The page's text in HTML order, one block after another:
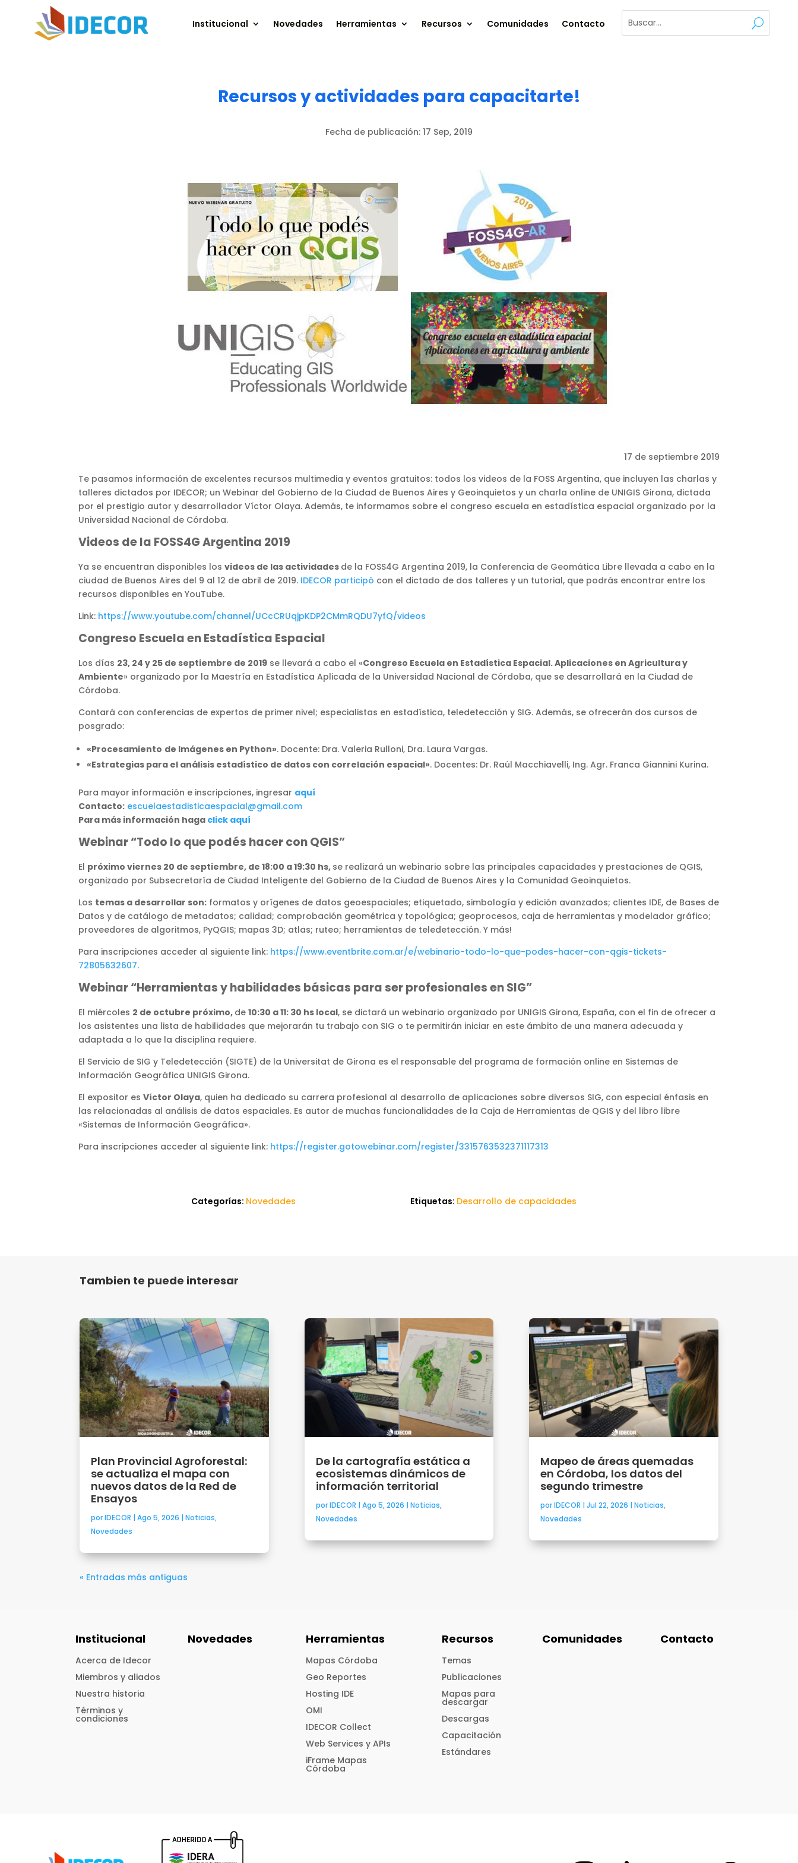
Institucional Novedades Herramientas Recursos Comunidades Contacto
Recursos y actividades para capacitarte!
Fecha de publicación: 17 Sep, 2019
17 de septiembre 2019
Te pasamos información de excelentes recursos multimedia y eventos gratuitos: todos los videos de la FOSS Argentina, que incluyen las charlas y
talleres dictados por IDECOR; un Webinar del Gobierno de la Ciudad de Buenos Aires y Geoinquietos y un charla online de UNIGIS Girona, dictada
por el prestigio autor y desarrollador Víctor Olaya. Además, te informamos sobre el congreso escuela en estadística espacial organizado por la
Universidad Nacional de Córdoba.
Videos de la FOSS4G Argentina 2019
Ya se encuentran disponibles los videos de las actividades de la FOSS4G Argentina 2019, la Conferencia de Geomática Libre llevada a cabo en la
ciudad de Buenos Aires del 9 al 12 de abril de 2019. IDECOR participó con el dictado de dos talleres y un tutorial, que podrás encontrar entre los
recursos disponibles en YouTube.
Link: https://www.youtube.com/channel/UCcCRUqjpKDP2CMmRQDU7yfQ/videos
Congreso Escuela en Estadística Espacial
Los días 23, 24 y 25 de septiembre de 2019 se llevará a cabo el «Congreso Escuela en Estadística Espacial. Aplicaciones en Agricultura y
Ambiente» organizado por la Maestría en Estadística Aplicada de la Universidad Nacional de Córdoba, que se desarrollará en la Ciudad de
Córdoba.
Contará con conferencias de expertos de primer nivel; especialistas en estadística, teledetección y SIG. Además, se ofrecerán dos cursos de
posgrado:
«Procesamiento de Imágenes en Python». Docente: Dra. Valeria Rulloni, Dra. Laura Vargas.
«Estrategias para el análisis estadístico de datos con correlación espacial». Docentes: Dr. Raúl Macchiavelli, Ing. Agr. Franca Giannini Kurina.
Para mayor información e inscripciones, ingresar aquí
Contacto: escuelaestadisticaespacial@gmail.com
Para más información haga click aquí
Webinar “Todo lo que podés hacer con QGIS”
El próximo viernes 20 de septiembre, de 18:00 a 19:30 hs, se realizará un webinario sobre las principales capacidades y prestaciones de QGIS,
organizado por Subsecretaría de Ciudad Inteligente del Gobierno de la Ciudad de Buenos Aires y la Comunidad Geoinquietos.
Los temas a desarrollar son: formatos y orígenes de datos geoespaciales; etiquetado, simbología y edición avanzados; clientes IDE, de Bases de
Datos y de catálogo de metadatos; calidad; comprobación geométrica y topológica; geoprocesos, caja de herramientas y modelador gráfico;
proveedores de algoritmos, PyQGIS; mapas 3D; atlas; ruteo; herramientas de teledetección. Y más!
Para inscripciones acceder al siguiente link: https://www.eventbrite.com.ar/e/webinario-todo-lo-que-podes-hacer-con-qgis-tickets-
72805632607.
Webinar “Herramientas y habilidades básicas para ser profesionales en SIG”
El miércoles 2 de octubre próximo, de 10:30 a 11: 30 hs local, se dictará un webinario organizado por UNIGIS Girona, España, con el fin de ofrecer a
los asistentes una lista de habilidades que mejorarán tu trabajo con SIG o te permitirán iniciar en este ámbito de una manera adecuada y
adaptada a lo que la disciplina requiere.
El Servicio de SIG y Teledetección (SIGTE) de la Universitat de Girona es el responsable del programa de formación online en Sistemas de
Información Geográfica UNIGIS Girona.
El expositor es Víctor Olaya, quien ha dedicado su carrera profesional al desarrollo de aplicaciones sobre diversos SIG, con especial énfasis en
las relacionadas al análisis de datos espaciales. Es autor de muchas funcionalidades de la Caja de Herramientas de QGIS y del libro libre
«Sistemas de Información Geográfica».
Para inscripciones acceder al siguiente link: https://register.gotowebinar.com/register/3315763532371117313
Categorías: Novedades Etiquetas: Desarrollo de capacidades
Tambien te puede interesar
Plan Provincial Agroforestal:
se actualiza el mapa con
nuevos datos de la Red de
Ensayos
porIDECOR |Ago 5, 2026 |Noticias,
Novedades
De la cartografía estática a
ecosistemas dinámicos de
información territorial
porIDECOR | Ago 5, 2026 | Noticias,
Novedades
Mapeo de áreas quemadas
en Córdoba, los datos del
segundo trimestre
porIDECOR | Jul 22, 2026 | Noticias,
Novedades
« Entradas más antiguas
Institucional
Acerca de Idecor
Miembros y aliados
Nuestra historia
Términos y
condiciones
Novedades Herramientas
Mapas Córdoba
Geo Reportes
Hosting IDE
OMI
IDECOR Collect
Web Services y APIs
iFrame Mapas
Córdoba
Recursos
Temas
Publicaciones
Mapas para
descargar
Descargas
Capacitación
Estándares
Comunidades Contacto